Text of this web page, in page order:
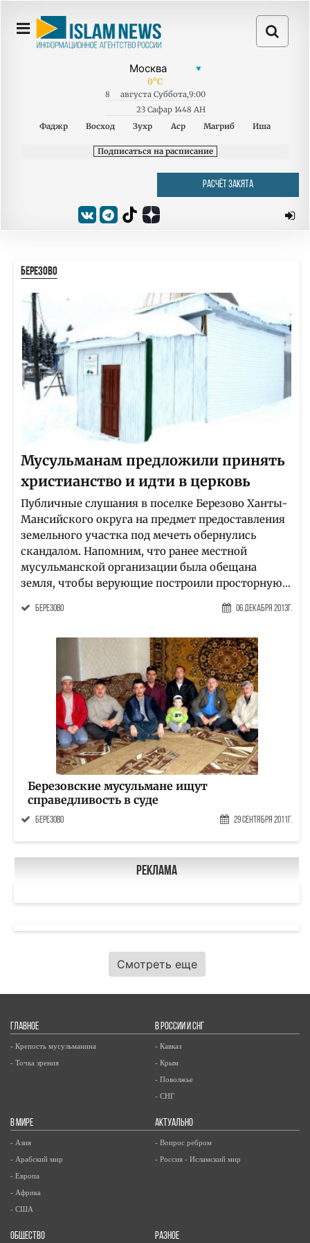
0°C
8 августа Суббота,9:00
23 Сафар 1448 AH
Фаджр
Восход Зухр Аср Магриб Иша
Подписаться на расписание
РАСЧЁТ ЗАКЯТА
БЕРЕЗОВО
Мусульманам предложили принять
христианство и идти в церковь
Публичные слушания в поселке Березово Ханты-
Мансийского округа на предмет предоставления
земельного участка под мечеть обернулись
скандалом. Напомним, что ранее местной
мусульманской организации была обещана
земля, чтобы верующие построили просторную...
Березово 06 Декабря 2013г.
Березовские мусульмане ищут
справедливость в суде
Березово 29 Сентября 2011г.
Реклама
Смотреть еще
ГЛАВНОЕ
- Крепость мусульманина
- Точка зрения
В РОССИИ И СНГ
- Кавказ
- Крым
- Поволжье
- СНГ
В МИРЕ
- Азия
- Арабский мир
- Европа
- Африка
- США
АКТУАЛЬНО
- Вопрос ребром
- Россия - Исламский мир
ОБЩЕСТВО РАЗНОЕ